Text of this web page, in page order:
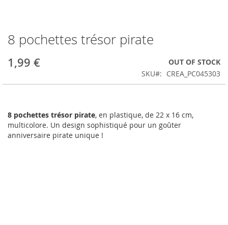
Skip
to
the
beginning
8 pochettes trésor pirate
1,99 €
OUT OF STOCK
SKU
CREA_PC045303
8 pochettes trésor pirate, en plastique, de 22 x 16 cm,
multicolore. Un design sophistiqué pour un goûter
anniversaire pirate unique !